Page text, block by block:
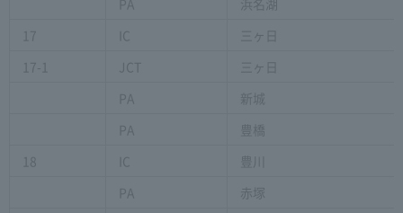
17
IC
三ヶ日
17-1
JCT
三ヶ日
PA
新城
PA
豊橋
18
IC
豊川
PA
赤塚